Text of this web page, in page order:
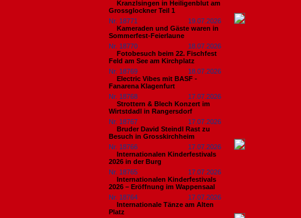
Kranzlsingen in Heiligenblut am
Grossglockner Teil 1
Nr. 18771
19.07.2026
Kameraden und Gäste waren in
Sommerfest-Feierlaune
Nr. 18770
18.07.2026
Fotobesuch beim 22. Fischfest
Feld am See am Kirchplatz
Nr. 18769
18.07.2026
Electric Vibes mit BASF -
Fanarena Klagenfurt
Nr. 18768
17.07.2026
Strottern & Blech Konzert im
Wirtstdadl in Rangersdorf
Nr. 18767
17.07.2026
Bruder David Steindl Rast zu
Besuch in Grosskirchheim
Nr. 18766
17.07.2026
Internationalen Kinderfestivals
2026 in der Burg
Nr. 18765
17.07.2026
Internationalen Kinderfestivals
2026 – Eröffnung im Wappensaal
Nr. 18764
17.07.2026
Internationale Tänze am Alten
Platz